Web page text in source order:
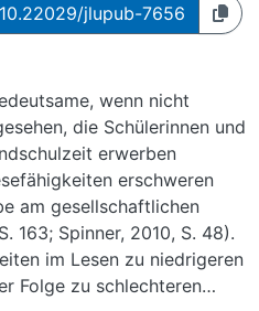
jlupub-7656
wenn nicht
die Schülerinnen und
erwerben
erschweren
am gesellschaftlichen
163; Spinner, 2010, S. 48).
im Lesen zu niedrigeren
Folge zu schlechteren